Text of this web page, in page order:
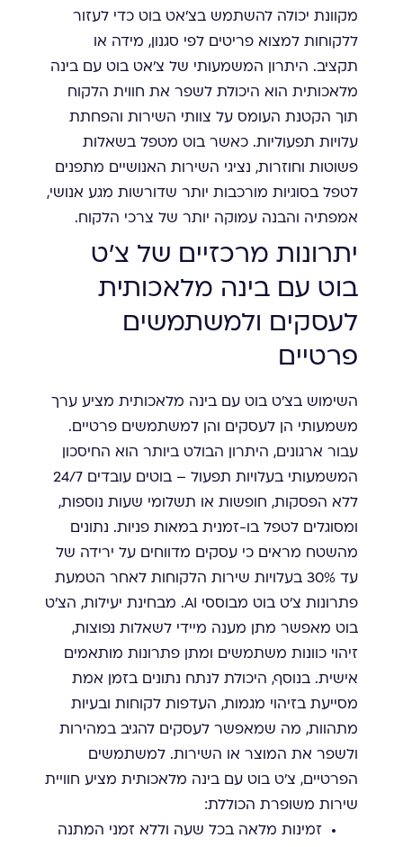
מקוונת יכולה להשתמש בצ'אט בוט כדי לעזור
ללקוחות למצוא פריטים לפי סגנון, מידה או
תקציב. היתרון המשמעותי של צ'אט בוט עם בינה
מלאכותית הוא היכולת לשפר את חווית הלקוח
תוך הקטנת העומס על צוותי השירות והפחתת
עלויות תפעוליות. כאשר בוט מטפל בשאלות
פשוטות וחוזרות, נציגי השירות האנושיים מתפנים
לטפל בסוגיות מורכבות יותר שדורשות מגע אנושי,
אמפתיה והבנה עמוקה יותר של צרכי הלקוח.
יתרונות מרכזיים של צ'ט
בוט עם בינה מלאכותית
לעסקים ולמשתמשים
פרטיים
השימוש בצ'ט בוט עם בינה מלאכותית מציע ערך
משמעותי הן לעסקים והן למשתמשים פרטיים.
עבור ארגונים, היתרון הבולט ביותר הוא החיסכון
המשמעותי בעלויות תפעול – בוטים עובדים 24/7
ללא הפסקות, חופשות או תשלומי שעות נוספות,
ומסוגלים לטפל בו-זמנית במאות פניות. נתונים
מהשטח מראים כי עסקים מדווחים על ירידה של
עד 30% בעלויות שירות הלקוחות לאחר הטמעת
פתרונות צ'ט בוט מבוססי AI. מבחינת יעילות, הצ'ט
בוט מאפשר מתן מענה מיידי לשאלות נפוצות,
זיהוי כוונות משתמשים ומתן פתרונות מותאמים
אישית. בנוסף, היכולת לנתח נתונים בזמן אמת
מסייעת בזיהוי מגמות, העדפות לקוחות ובעיות
מתהוות, מה שמאפשר לעסקים להגיב במהירות
ולשפר את המוצר או השירות. למשתמשים
הפרטיים, צ'ט בוט עם בינה מלאכותית מציע חוויית
שירות משופרת הכוללת:
זמינות מלאה בכל שעה וללא זמני המתנה